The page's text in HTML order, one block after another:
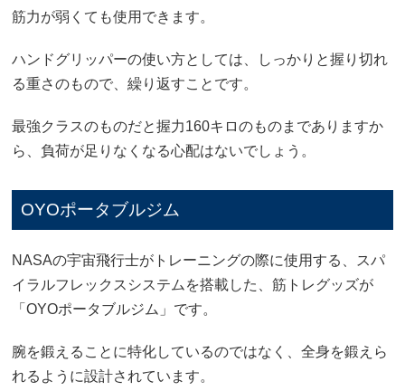
筋力が弱くても使用できます。
ハンドグリッパーの使い方としては、しっかりと握り切れ
る重さのもので、繰り返すことです。
最強クラスのものだと握力160キロのものまでありますか
ら、負荷が足りなくなる心配はないでしょう。
OYOポータブルジム
NASAの宇宙飛行士がトレーニングの際に使用する、スパ
イラルフレックスシステムを搭載した、筋トレグッズが
「OYOポータブルジム」です。
腕を鍛えることに特化しているのではなく、全身を鍛えら
れるように設計されています。